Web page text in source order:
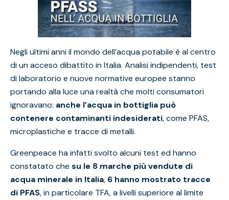
Negli ultimi anni il mondo dell’acqua potabile è al centro
di un acceso dibattito in Italia. Analisi indipendenti, test
di laboratorio e nuove normative europee stanno
portando alla luce una realtà che molti consumatori
ignoravano: anche l’acqua in bottiglia può
contenere contaminanti indesiderati, come PFAS,
microplastiche e tracce di metalli.
Greenpeace ha infatti svolto alcuni test ed hanno
constatato che su le 8 marche più vendute di
acqua minerale in Italia, 6 hanno mostrato tracce
di PFAS, in particolare TFA, a livelli superiore al limite